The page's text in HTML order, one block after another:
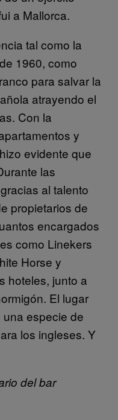
a Mallorca.
tal como la
1960, como
para salvar la
atrayendo el
Con la
y
evidente que
las
al talento
propietarios de
encargados
como Linekers
Horse y
hoteles, junto a
El lugar
especie de
los ingleses. Y
del bar